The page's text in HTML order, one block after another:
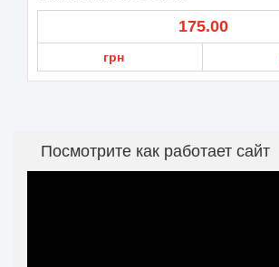
175.00
грн
Посмотрите как работает сайт